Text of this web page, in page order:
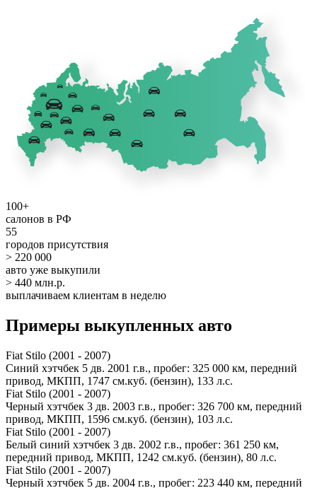
100+
салонов в РФ
55
городов присутствия
> 220 000
авто уже выкупили
> 440 млн.р.
выплачиваем клиентам в неделю
Примеры выкупленных авто
Fiat Stilo (2001 - 2007)
Синий хэтчбек 5 дв. 2001 г.в., пробег: 325 000 км, передний
привод, МКПП, 1747 см.куб. (бензин), 133 л.с.
Fiat Stilo (2001 - 2007)
Черный хэтчбек 3 дв. 2003 г.в., пробег: 326 700 км, передний
привод, МКПП, 1596 см.куб. (бензин), 103 л.с.
Fiat Stilo (2001 - 2007)
Белый синий хэтчбек 3 дв. 2002 г.в., пробег: 361 250 км,
передний привод, МКПП, 1242 см.куб. (бензин), 80 л.с.
Fiat Stilo (2001 - 2007)
Черный хэтчбек 5 дв. 2004 г.в., пробег: 223 440 км, передний